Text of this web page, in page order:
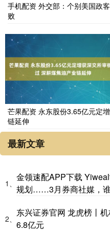
手机配资 外交部：个别美国政
败
芒果配资 永东股份3.65亿元定
链延伸
最新文章
1、
金领速配APP下载
规划……3月券商社媒，
2、
东兴证券官网 龙虎榜丨
6.8亿元